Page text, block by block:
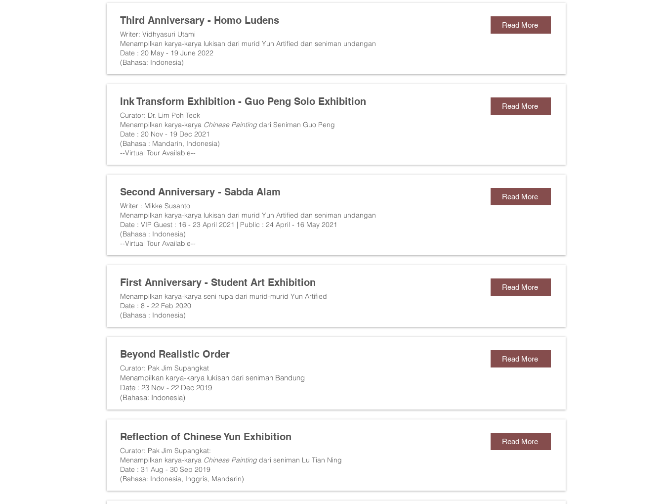
Third Anniversary - Homo Ludens
Writer: Vidhyasuri Utami
Menampilkan karya-karya lukisan dari murid Yun Artified dan seniman undangan
Date : 20 May - 19 June 2022
(Bahasa: Indonesia)
Read More
Ink Transform Exhibition - Guo Peng Solo Exhibition
Curator: Dr. Lim Poh Teck
Menampilkan karya-karya Chinese Painting dari Seniman Guo Peng
Date : 20 Nov - 19 Dec 2021
(Bahasa : Mandarin, Indonesia)
--Virtual Tour Available--
Read More
Second Anniversary - Sabda Alam
Writer : Mikke Susanto
Menampilkan karya-karya lukisan dari murid Yun Artified dan seniman undangan
Date : VIP Guest : 16 - 23 April 2021 | Public : 24 April - 16 May 2021
(Bahasa : Indonesia)
--Virtual Tour Available--
Read More
First Anniversary - Student Art Exhibition
Menampilkan karya-karya seni rupa dari murid-murid Yun Artified
Date : 8 - 22 Feb 2020
(Bahasa : Indonesia)
Read More
Beyond Realistic Order
Curator: Pak Jim Supangkat
Menampilkan karya-karya lukisan dari seniman Bandung
Date : 23 Nov - 22 Dec 2019
(Bahasa: Indonesia)
Read More
Reflection of Chinese Yun Exhibition
Curator: Pak Jim Supangkat:
Menampilkan karya-karya Chinese Painting dari seniman Lu Tian Ning
Date : 31 Aug - 30 Sep 2019
(Bahasa: Indonesia, Inggris, Mandarin)
Read More